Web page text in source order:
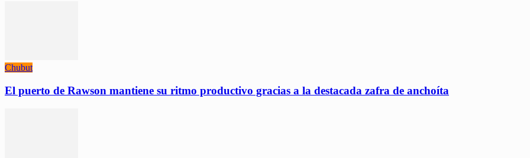
Chubut
El puerto de Rawson mantiene su ritmo productivo gracias a la destacada zafra de anchoíta